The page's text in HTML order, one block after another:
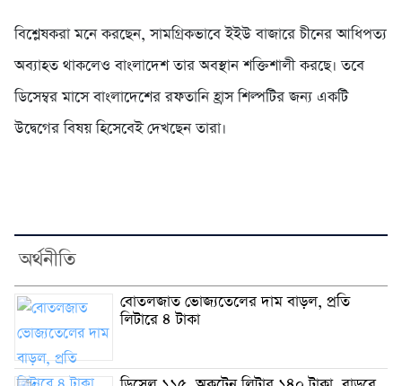
বিশ্লেষকরা মনে করছেন, সামগ্রিকভাবে ইইউ বাজারে চীনের আধিপত্য
অব্যাহত থাকলেও বাংলাদেশ তার অবস্থান শক্তিশালী করছে। তবে
ডিসেম্বর মাসে বাংলাদেশের রফতানি হ্রাস শিল্পটির জন্য একটি
উদ্বেগের বিষয় হিসেবেই দেখছেন তারা।
অর্থনীতি
বোতলজাত ভোজ্যতেলের দাম বাড়ল, প্রতি
লিটারে ৪ টাকা